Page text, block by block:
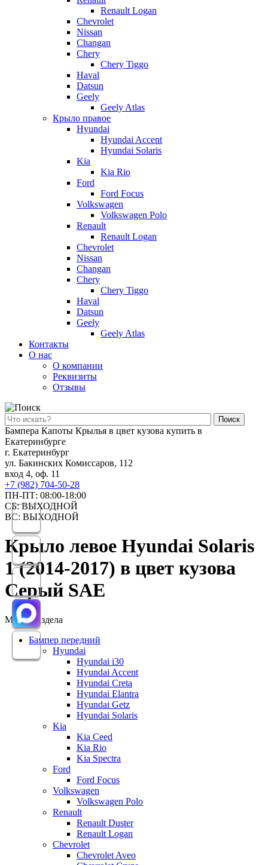
Renault Logan
Chevrolet
Nissan
Changan
Chery
Chery Tiggo
Haval
Datsun
Geely
Geely Atlas
Крыло правое
Hyundai
Hyundai Accent
Hyundai Solaris
Kia
Kia Rio
Ford
Ford Focus
Volkswagen
Volkswagen Polo
Renault
Renault Logan
Chevrolet
Nissan
Changan
Chery
Chery Tiggo
Haval
Datsun
Geely
Geely Atlas
Контакты
О нас
О компании
Реквизиты
Отзывы
Поиск
Бампера Капоты Крылья в цвет кузова купить в
Екатеринбурге
г. Екатеринбург
ул. Бакинских Комиссаров, 112
вход 4, оф. 11
+7 (982) 704-50-28
ПН-ПТ: 08:00-18:00
СБ: ВЫХОДНОЙ
ВС: ВЫХОДНОЙ
Крыло левое Hyundai Solaris
1 (2014-2017) в цвет кузова
Серый SAE
Меню раздела
Бампер передний
Hyundai
Hyundai i30
Hyundai Accent
Hyundai Creta
Hyundai Elantra
Hyundai Getz
Hyundai Solaris
Kia
Kia Ceed
Kia Rio
Kia Spectra
Ford
Ford Focus
Volkswagen
Volkswagen Polo
Renault
Renault Duster
Renault Logan
Chevrolet
Chevrolet Aveo